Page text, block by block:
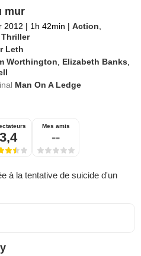
mur
2012 | 1h 42min | Action,
Thriller
Leth
Worthington, Elizabeth Banks,
Man On A Ledge
3,4
Mes amis
--
à la tentative de suicide d'un